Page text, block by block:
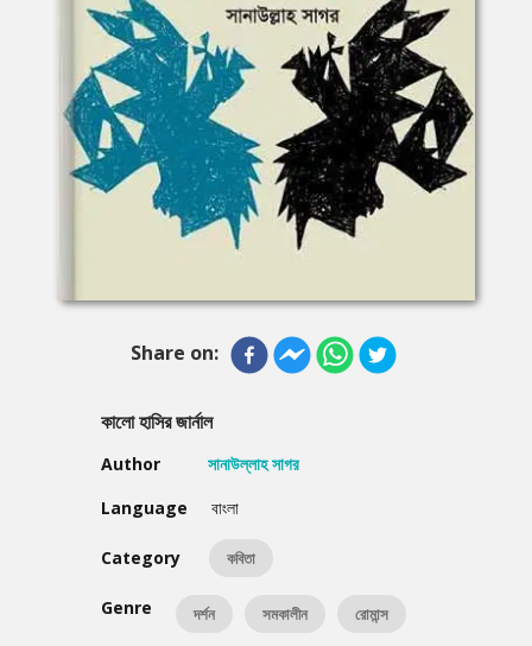
Share on:
কালো হাসির জার্নাল
Author
সানাউল্লাহ সাগর
Language
বাংলা
Category কবিতা
Genre দর্শন সমকালীন রোমান্স